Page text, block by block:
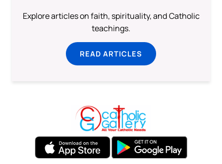
Explore articles on faith, spirituality, and Catholic
teachings.
READ ARTICLES